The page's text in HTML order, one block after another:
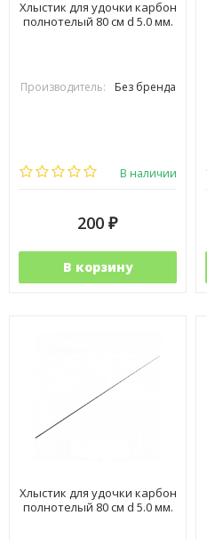
Хлыстик для удочки карбон
полнотелый 80 см d 5.0 мм.
Производитель: Без бренда
В наличии
200 ₽
В корзину
Хлыстик для удочки карбон
полнотелый 80 см d 5.0 мм.